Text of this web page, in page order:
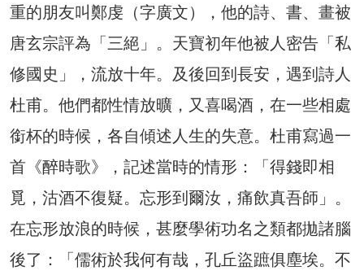
重的朋友叫鄭虔（字廣文），他的詩、書、畫被
唐玄宗評為「三絕」。天寶初年他被人密告「私
修國史」，流放十年。及後回到長安，遇到詩人
杜甫。他們都性情放曠，又喜喝酒，在一些相處
銜杯的時候，各自傾述人生的失意。杜甫寫過一
首《醉時歌》，記述當時的情形：「得錢即相
覓，沽酒不復疑。忘形到爾汝，痛飲真吾師」。
在忘形放浪的時候，甚麼學術功名之類都拋諸腦
後了：「儒術於我何有哉，孔丘盜蹠俱塵埃。不